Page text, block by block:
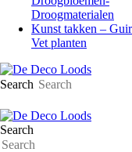
Droogmaterialen
Kunst takken –
Vet planten
Search
Search